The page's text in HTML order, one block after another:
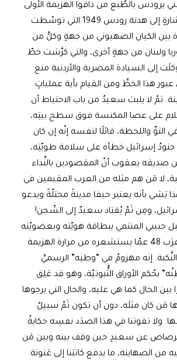
برودس بالطَّبع من ذاقوا الهزيمة الأولى
وقت النَّكبة، في إشارةٍ إلى هدنة رودس 1949 التي توسّطت
بين الكيان الصهيوني من جهةٍ وكلٍّ من
ولبنان من جهةٍ أخرى، والتي كرَّسَت خطّ
إلى السيادة المصرية والأردنية منع
هذا الخطِّ ومن القيام بأية عملياتٍ
ثمّ لا يلبث سعيدٌ من باب الاحتياط أن
على عصا المكنسة فوق سطح بيتِه،
التوِّ واللحظة، قائلًا لنفسه إنّه إن كان
إسرائيل خطأه على سلامة طويّتِه،
صديقه يعقوب أنّ المقصودين بالنِّداء
لا مَن هم مثله من العرب المقيمين في
يَشي بأنه يعتبر حيفا مدينةً محتلّةً ويدعو
ومِن ثَمّ يُقتاد سعيدٌ إلى السِّجن!
حبيبي المنتمي ببطاقة هويّته وبعضويّته
في الكنيست إلى عرَب 48 عمّا يستشعره من مرارة الهزيمة
النَّكبة. إنه مهزومٌ في “وطنِه” الرسميِّ
بحُكم الأوراق الثُّبوتيّة، وهو قد عَلِق
الحال كما هي عليه، والحال التي يرجوها
مَن كان مثلَه، دون أن تكون ثَمّ سبيلٌ
ولا تفوتنا في هذا الصدَد نفسِه حكايةُ
الرصاص عن سعيدٍ حين وقف بينه وبين مَن
من الصهاينة، ما يدفع كاتبَنا إلى عَنونة